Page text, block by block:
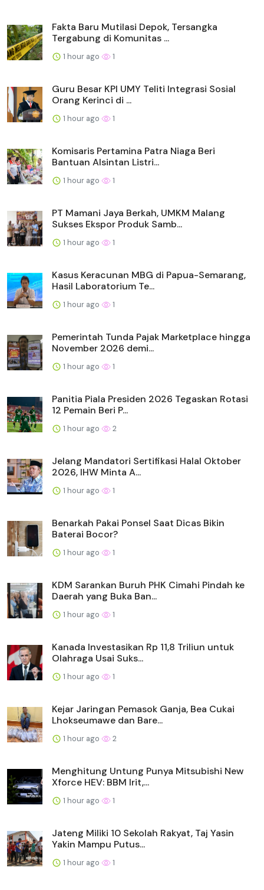
Fakta Baru Mutilasi Depok, Tersangka
Tergabung di Komunitas ...
1 hour ago 1
Guru Besar KPI UMY Teliti Integrasi Sosial
Orang Kerinci di ...
1 hour ago 1
Komisaris Pertamina Patra Niaga Beri
Bantuan Alsintan Listri...
1 hour ago 1
PT Mamani Jaya Berkah, UMKM Malang
Sukses Ekspor Produk Samb...
1 hour ago 1
Kasus Keracunan MBG di Papua-Semarang,
Hasil Laboratorium Te...
1 hour ago 1
Pemerintah Tunda Pajak Marketplace hingga
November 2026 demi...
1 hour ago 1
Panitia Piala Presiden 2026 Tegaskan Rotasi
12 Pemain Beri P...
1 hour ago 2
Jelang Mandatori Sertifikasi Halal Oktober
2026, IHW Minta A...
1 hour ago 1
Benarkah Pakai Ponsel Saat Dicas Bikin
Baterai Bocor?
1 hour ago 1
KDM Sarankan Buruh PHK Cimahi Pindah ke
Daerah yang Buka Ban...
1 hour ago 1
Kanada Investasikan Rp 11,8 Triliun untuk
Olahraga Usai Suks...
1 hour ago 1
Kejar Jaringan Pemasok Ganja, Bea Cukai
Lhokseumawe dan Bare...
1 hour ago 2
Menghitung Untung Punya Mitsubishi New
Xforce HEV: BBM Irit,...
1 hour ago 1
Jateng Miliki 10 Sekolah Rakyat, Taj Yasin
Yakin Mampu Putus...
1 hour ago 1